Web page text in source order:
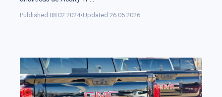
Published:08.02.2024•Updated:26.05.2026